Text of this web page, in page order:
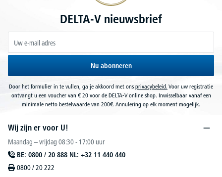
DELTA-V nieuwsbrief
Nu abonneren
Door het formulier in te vullen, ga je akkoord met ons privacybeleid. Voor uw registratie
ontvangt u een voucher van € 20 voor de DELTA-V online shop. Inwisselbaar vanaf een
minimale netto bestelwaarde van 200€. Annulering op elk moment mogelijk.
Wij zijn er voor U!
Maandag – vrijdag 08:30 - 17:00 uur
BE: 0800 / 20 888 NL: +32 11 440 440
0800 / 20 222